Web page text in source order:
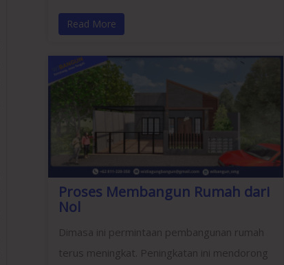
Read More
Proses Membangun Rumah dari
Nol
Dimasa ini permintaan pembangunan rumah
terus meningkat. Peningkatan ini mendorong